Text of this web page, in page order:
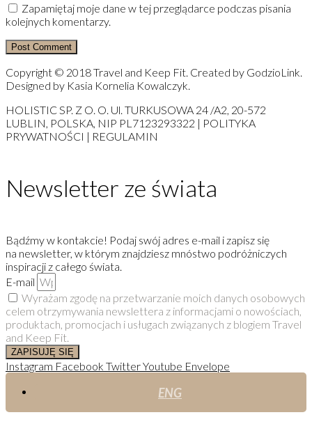
Zapamiętaj moje dane w tej przeglądarce podczas pisania
kolejnych komentarzy.
Copyright © 2018 Travel and Keep Fit. Created by GodzioLink.
Designed by Kasia Kornelia Kowalczyk.
HOLISTIC SP. Z O. O. Ul. TURKUSOWA 24 /A2, 20-572
LUBLIN, POLSKA, NIP PL7123293322 | POLITYKA
PRYWATNOŚCI | REGULAMIN
Newsletter ze świata
Bądźmy w kontakcie! Podaj swój adres e-mail i zapisz się
na newsletter, w którym znajdziesz mnóstwo podróżniczych
inspiracji z całego świata.
E-mail
Wyrażam zgodę na przetwarzanie moich danych osobowych
celem otrzymywania newslettera z informacjami o nowościach,
produktach, promocjach i usługach związanych z blogiem Travel
and Keep Fit.
ZAPISUJĘ SIĘ
Instagram Facebook TwitterYoutube Envelope
ENG